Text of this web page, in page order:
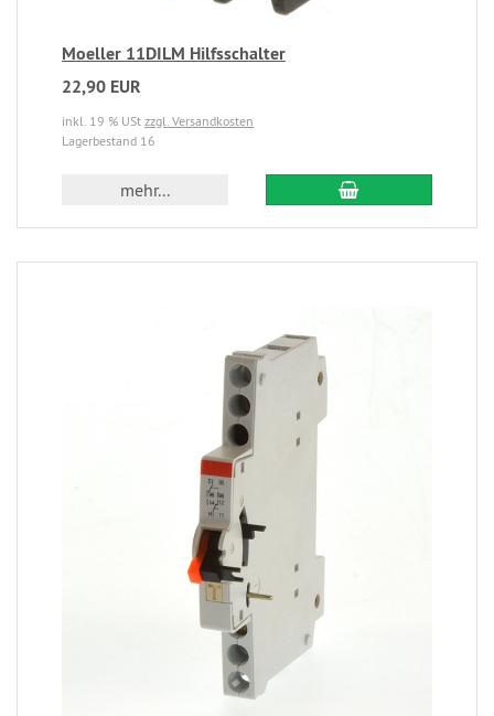
Moeller 11DILM Hilfsschalter
22,90 EUR
inkl. 19 % USt zzgl. Versandkosten
Lagerbestand 16
mehr...